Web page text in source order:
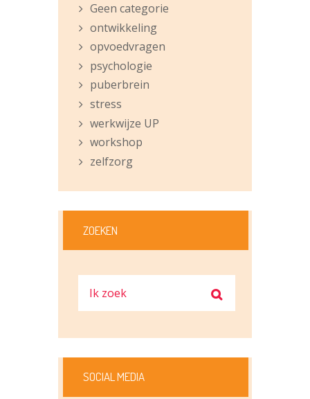
Geen categorie
ontwikkeling
opvoedvragen
psychologie
puberbrein
stress
werkwijze UP
workshop
zelfzorg
ZOEKEN
SOCIAL MEDIA